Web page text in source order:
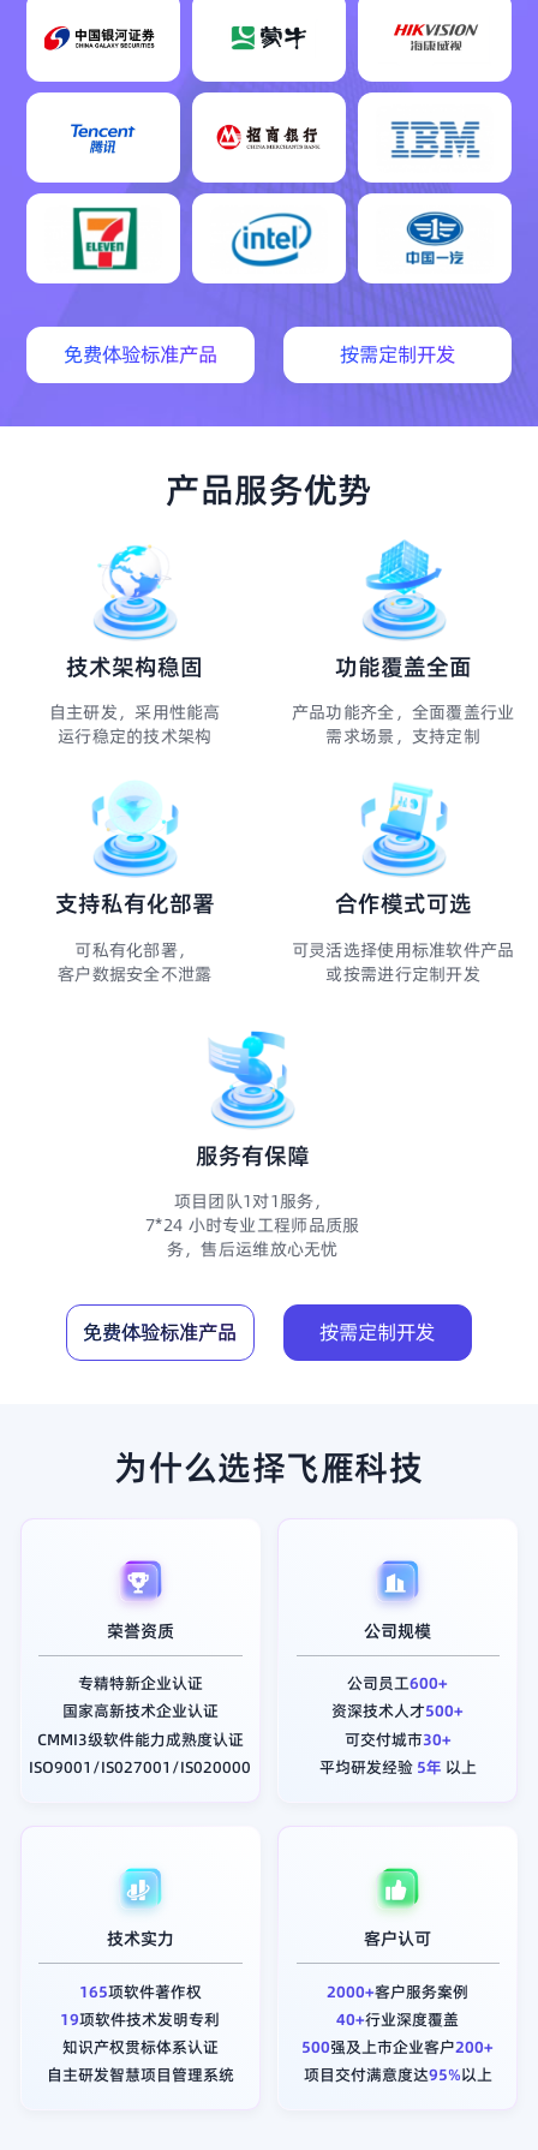
免费体验标准产品 按需定制开发
产品服务优势
技术架构稳固
自主研发，采用性能高
运行稳定的技术架构
功能覆盖全面
产品功能齐全，全面覆盖行业
需求场景，支持定制
支持私有化部署
可私有化部署，
客户数据安全不泄露
合作模式可选
可灵活选择使用标准软件产品
或按需进行定制开发
服务有保障
项目团队1对1服务，
7*24 小时专业工程师品质服
务，售后运维放心无忧
免费体验标准产品 按需定制开发
为什么选择飞雁科技
荣誉资质
专精特新企业认证
国家高新技术企业认证
CMMI3级软件能力成熟度认证
ISO9001/IS027001/IS020000
公司规模
公司员工600+
资深技术人才500+
可交付城市30+
平均研发经验5年 以上
技术实力
165项软件著作权
19项软件技术发明专利
知识产权贯标体系认证
自主研发智慧项目管理系统
客户认可
2000+客户服务案例
40+行业深度覆盖
500强及上市企业客户200+
项目交付满意度达95%以上